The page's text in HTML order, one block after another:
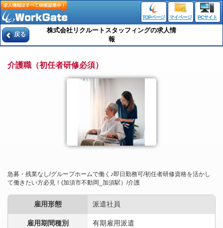
TOPページ マイページ PCサイト
戻る
株式会社リクルートスタッフィングの求人情
報
介護職（初任者研修必須）
急募・残業なし/グループホームで働く♪即日勤務可/初任者研修資格を活かし
て働きたい方必見！(加須市不動岡_加須駅）/介護
雇用形態 派遣社員
雇用期間種別 有期雇用派遣